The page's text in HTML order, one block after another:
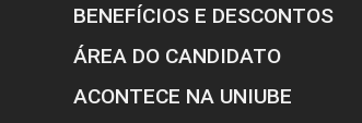
BENEFÍCIOS E DESCONTOS
ÁREA DO CANDIDATO
ACONTECE NA UNIUBE